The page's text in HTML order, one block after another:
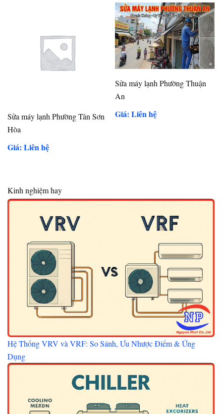
Sửa máy lạnh Phường Tân Sơn
Hòa
Giá: Liên hệ
Sửa máy lạnh Phường Thuận
An
Giá: Liên hệ
Kinh nghiệm hay
Hệ Thống VRV và VRF: So Sánh, Ưu Nhược Điểm & Ứng
Dụng